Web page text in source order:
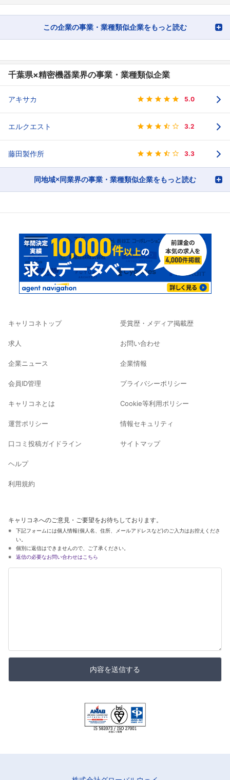
この企業の事業・業種類似企業をもっと読む
千葉県×精密機器業界の事業・業種類似企業
アキサカ 5.0
エルクエスト 3.2
藤田製作所 3.3
同地域×同業界の事業・業種類似企業をもっと読む
キャリコネトップ
求人
企業ニュース
会員ID管理
キャリコネとは
運営ポリシー
口コミ投稿ガイドライン
ヘルプ
利用規約
受賞歴・メディア掲載歴
お問い合わせ
企業情報
プライバシーポリシー
Cookie等利用ポリシー
情報セキュリティ
サイトマップ
キャリコネへのご意見・ご要望をお待ちしております。
下記フォームには個人情報(個人名、住所、メールアドレスなど)のご入力はお控えくださ
い。
個別に返信はできませんので、ご了承ください。
返信の必要なお問い合わせはこちら
内容を送信する